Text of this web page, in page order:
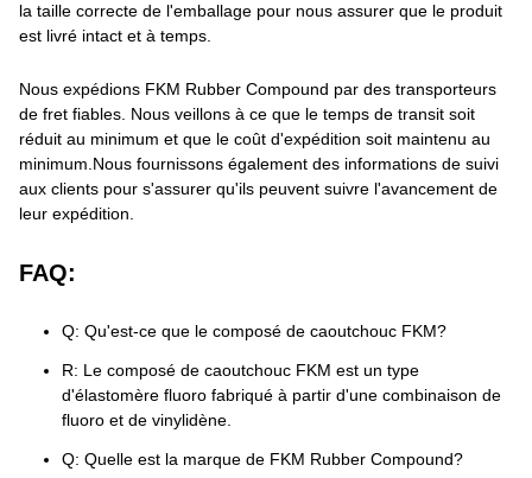
la taille correcte de l'emballage pour nous assurer que le produit
est livré intact et à temps.
Nous expédions FKM Rubber Compound par des transporteurs
de fret fiables. Nous veillons à ce que le temps de transit soit
réduit au minimum et que le coût d'expédition soit maintenu au
minimum.Nous fournissons également des informations de suivi
aux clients pour s'assurer qu'ils peuvent suivre l'avancement de
leur expédition.
FAQ:
Q: Qu'est-ce que le composé de caoutchouc FKM?
R: Le composé de caoutchouc FKM est un type
d'élastomère fluoro fabriqué à partir d'une combinaison de
fluoro et de vinylidène.
Q: Quelle est la marque de FKM Rubber Compound?